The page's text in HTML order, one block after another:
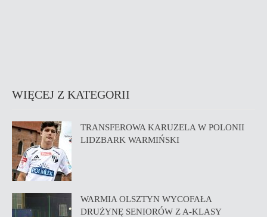
WIĘCEJ Z KATEGORII
TRANSFEROWA KARUZELA W POLONII
LIDZBARK WARMIŃSKI
WARMIA OLSZTYN WYCOFAŁA
DRUŻYNĘ SENIORÓW Z A-KLASY